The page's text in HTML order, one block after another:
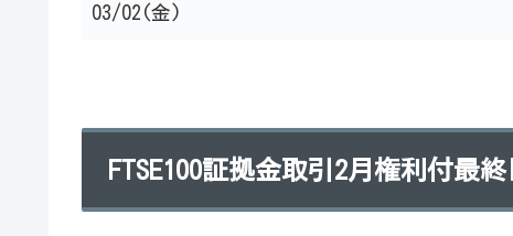
03/02(金)
FTSE100証拠金取引2月権利付最